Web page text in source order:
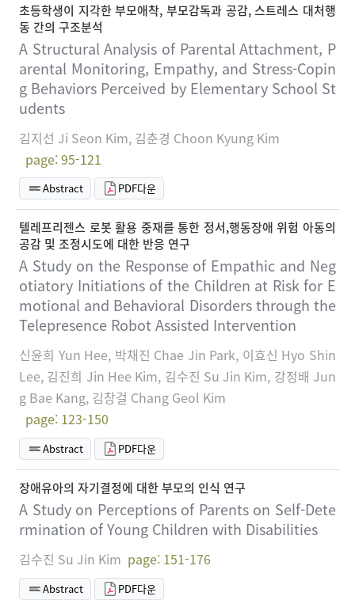
초등학생이 지각한 부모애착, 부모감독과 공감, 스트레스 대처행
동 간의 구조분석
A Structural Analysis of Parental Attachment, P
arental Monitoring, Empathy, and Stress-Copin
g Behaviors Perceived by Elementary School St
udents
김지선 Ji Seon Kim, 김춘경 Choon Kyung Kim
page: 95-121
Abstract PDF다운
텔레프리젠스 로봇 활용 중재를 통한 정서,행동장애 위험 아동의
공감 및 조정시도에 대한 반응 연구
A Study on the Response of Empathic and Neg
otiatory Initiations of the Children at Risk for E
motional and Behavioral Disorders through the
Telepresence Robot Assisted Intervention
신윤희 Yun Hee, 박채진 Chae Jin Park, 이효신 Hyo Shin
Lee, 김진희 Jin Hee Kim, 김수진 Su Jin Kim, 강정배 Jun
g Bae Kang, 김창걸 Chang Geol Kim
page: 123-150
Abstract PDF다운
장애유아의 자기결정에 대한 부모의 인식 연구
A Study on Perceptions of Parents on Self-Dete
rmination of Young Children with Disabilities
김수진 Su Jin Kim page: 151-176
Abstract PDF다운